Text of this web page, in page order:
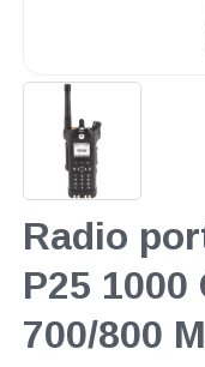
Radio
P25 1000
700/800